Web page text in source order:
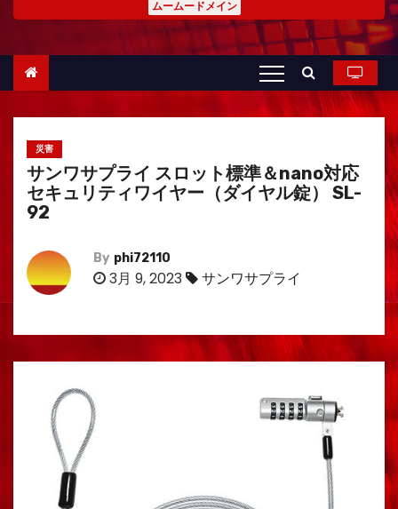
ムームードメイン
災害
サンワサプライ スロット標準＆nano対応
セキュリティワイヤー（ダイヤル錠） SL-
92
By phi72110
3月 9, 2023 サンワサプライ